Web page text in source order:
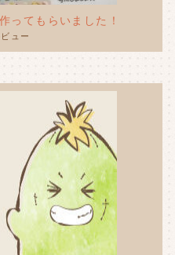
ってもらいました！
ュー